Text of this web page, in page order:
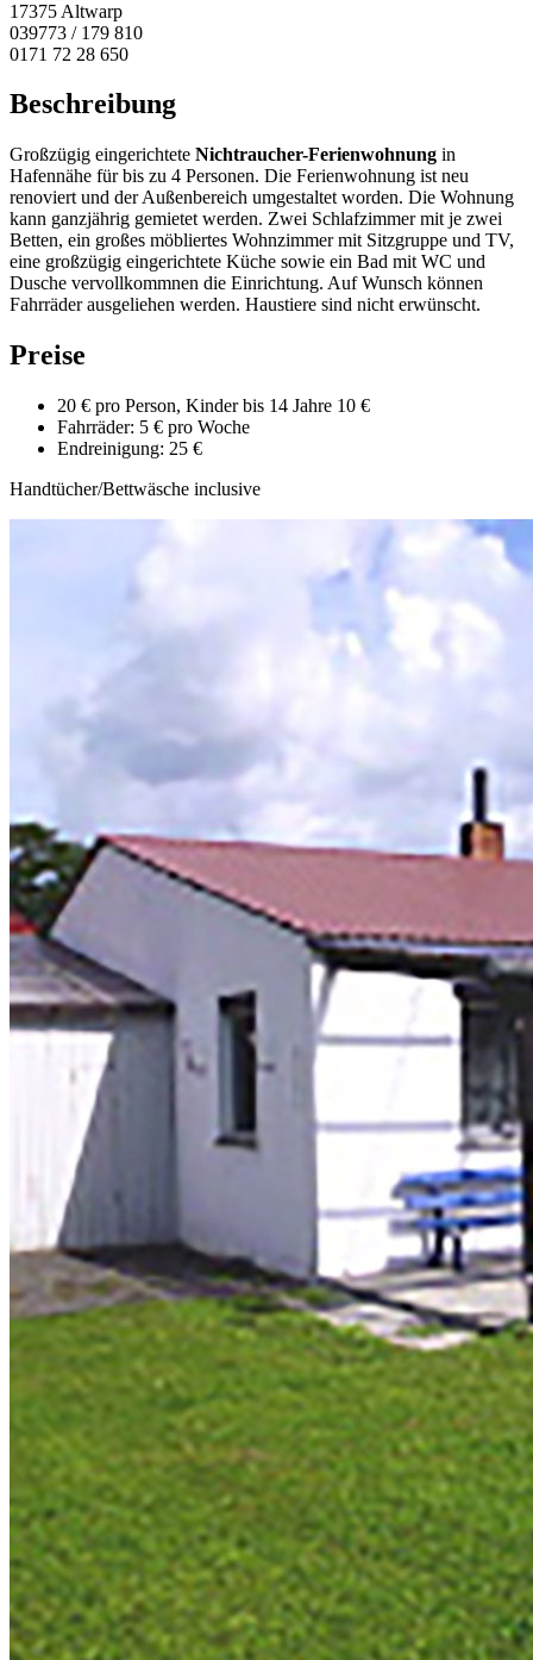
17375 Altwarp
039773 / 179 810
0171 72 28 650
Beschreibung
Großzügig eingerichtete Nichtraucher-Ferienwohnung in
Hafennähe für bis zu 4 Personen. Die Ferienwohnung ist neu
renoviert und der Außenbereich umgestaltet worden. Die Wohnung
kann ganzjährig gemietet werden. Zwei Schlafzimmer mit je zwei
Betten, ein großes möbliertes Wohnzimmer mit Sitzgruppe und TV,
eine großzügig eingerichtete Küche sowie ein Bad mit WC und
Dusche vervollkommnen die Einrichtung. Auf Wunsch können
Fahrräder ausgeliehen werden. Haustiere sind nicht erwünscht.
Preise
20 € pro Person, Kinder bis 14 Jahre 10 €
Fahrräder: 5 € pro Woche
Endreinigung: 25 €
Handtücher/Bettwäsche inclusive